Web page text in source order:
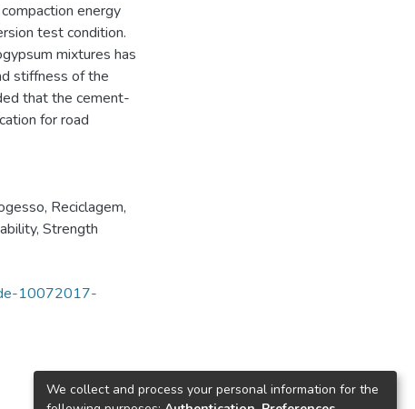
energy
test condition.
mixtures has
stiffness of the
that the cement-
for road
, Reciclagem,
, Strength
10072017-
We collect and process your personal information for the